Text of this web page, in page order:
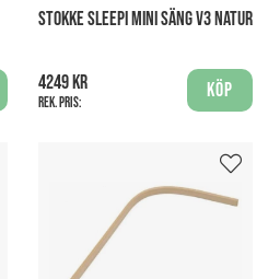
STOKKE SLEEPI MINI SÄNG V3 NATUR
4249 kr
Rek. pris:
Köp